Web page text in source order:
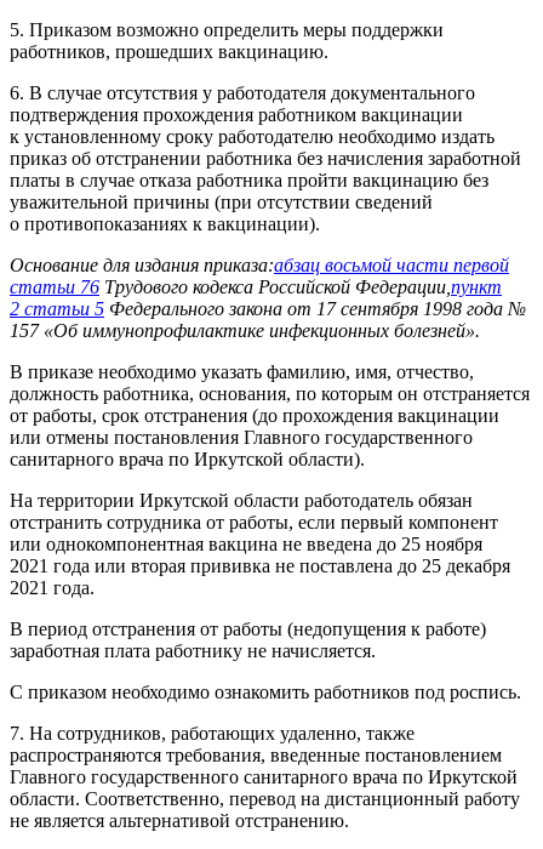
5. Приказом возможно определить меры поддержки
работников, прошедших вакцинацию.
6. В случае отсутствия у работодателя документального
подтверждения прохождения работником вакцинации
к установленному сроку работодателю необходимо издать
приказ об отстранении работника без начисления заработной
платы в случае отказа работника пройти вакцинацию без
уважительной причины (при отсутствии сведений
о противопоказаниях к вакцинации).
Основание для издания приказа:абзац восьмой части первой
статьи 76 Трудового кодекса Российской Федерации, пункт
2 статьи 5 Федерального закона от 17 сентября 1998 года №
157 «Об иммунопрофилактике инфекционных болезней».
В приказе необходимо указать фамилию, имя, отчество,
должность работника, основания, по которым он отстраняется
от работы, срок отстранения (до прохождения вакцинации
или отмены постановления Главного государственного
санитарного врача по Иркутской области).
На территории Иркутской области работодатель обязан
отстранить сотрудника от работы, если первый компонент
или однокомпонентная вакцина не введена до 25 ноября
2021 года или вторая прививка не поставлена до 25 декабря
2021 года.
В период отстранения от работы (недопущения к работе)
заработная плата работнику не начисляется.
С приказом необходимо ознакомить работников под роспись.
7. На сотрудников, работающих удаленно, также
распространяются требования, введенные постановлением
Главного государственного санитарного врача по Иркутской
области. Соответственно, перевод на дистанционный работу
не является альтернативой отстранению.